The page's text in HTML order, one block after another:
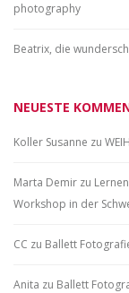
photography
Beatrix, die
NEUESTE
Koller Susanne zu
Marta Demir zu
Workshop in der
CC zu Ballett
Anita zu Ballett